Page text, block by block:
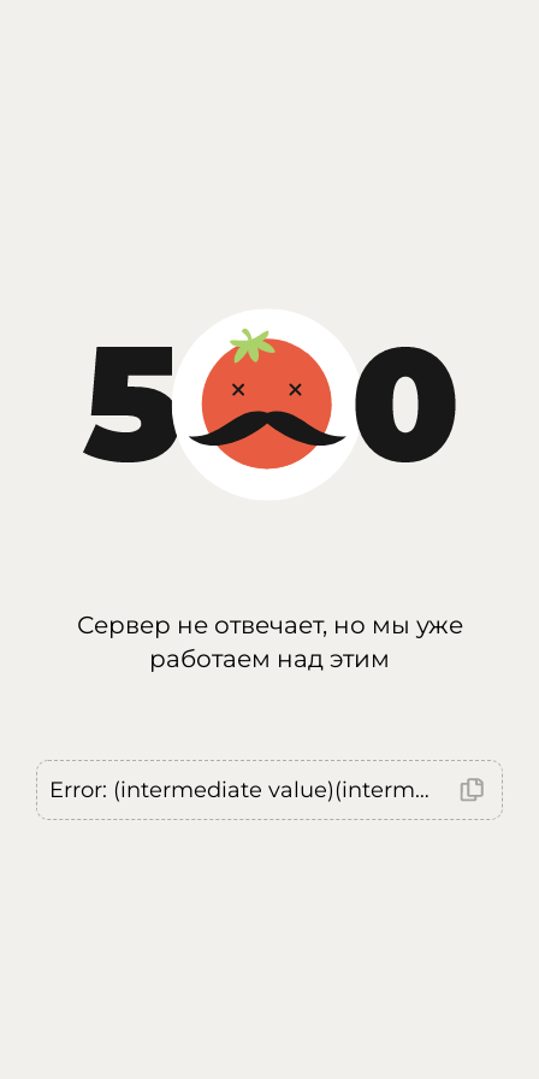
Сервер не отвечает, но мы уже
работаем над этим
Error: (intermediate value)(intermediate value)(intermediate value).replaceAll is not a function